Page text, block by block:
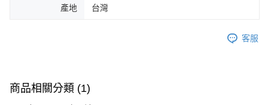
產地 台灣
客服
商品相關分類 (1)